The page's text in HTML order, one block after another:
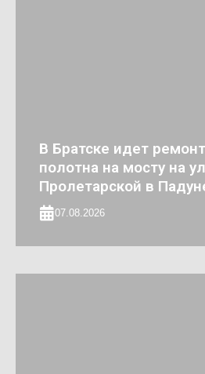
В Братске идет
полотна на мосту на
Пролетарской в
07.08.2026